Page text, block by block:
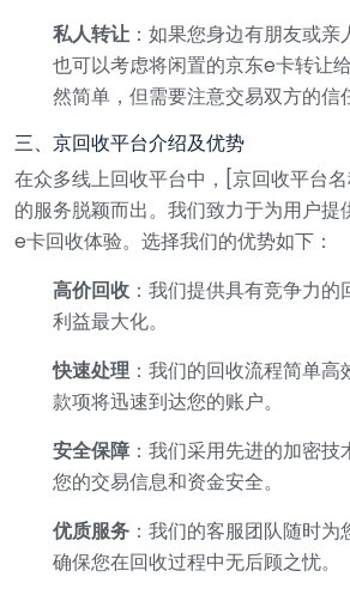
私人转让：如果您身边有朋友或亲
也可以考虑将闲置的京东e卡转让
然简单，但需要注意交易双方的信
三、京回收平台介绍及优势
在众多线上回收平台中，[京回收平台
的服务脱颖而出。我们致力于为用户提
e卡回收体验。选择我们的优势如下：
高价回收：我们提供具有竞争力的
利益最大化。
快速处理 ：我们的回收流程简单高
款项将迅速到达您的账户。
安全保障 ：我们采用先进的加密
您的交易信息和资金安全。
优质服务 ：我们的客服团队随时为
确保您在回收过程中无后顾之忧。